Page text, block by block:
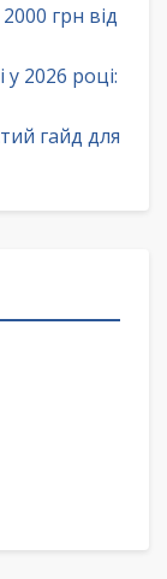
грн від
2026 році:
гайд для